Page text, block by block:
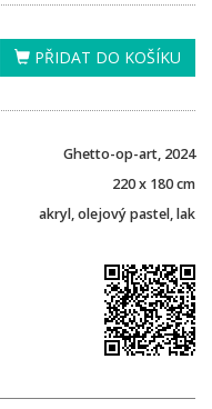
PŘIDAT DO KOŠÍKU
Ghetto-op-art, 2024
220 x 180 cm
akryl, olejový pastel, lak